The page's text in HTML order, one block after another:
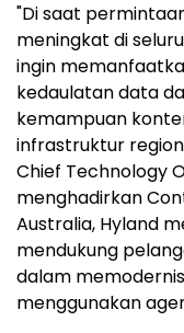
"Di saat
meningkat di
ingin
kedaulatan data
kemampuan
infrastruktur
Chief Technology
menghadirkan
Australia, Hyland
mendukung
dalam
menggunakan